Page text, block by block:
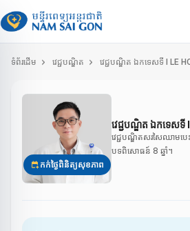
ទំព័រដើម វេជ្ជបណ្ឌិត វេជ្ជបណ្ឌិត ឯកទេសទី I LE
កក់ថ្ងៃពិនិត្យសុខភាព
វេជ្ជបណ្ឌិត ឯកទេស
វេជ្ជបណ្ឌិតសរសៃឈាមបេ
បទពិសោធន៍ 8 ឆ្នាំ។